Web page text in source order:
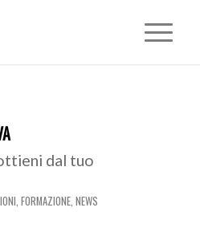
dal tuo
FORMAZIONE, NEWS